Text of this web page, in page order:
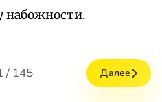
набожности.
/ 145 Далее